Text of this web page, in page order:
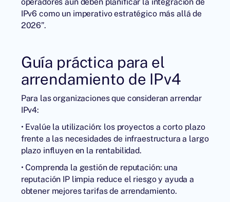
IPv6 como un imperativo estratégico más allá de
2026”.
Guía práctica para el
arrendamiento de IPv4
Para las organizaciones que consideran arrendar
IPv4:
• Evalúe la utilización: los proyectos a corto plazo
frente a las necesidades de infraestructura a largo
plazo influyen en la rentabilidad.
• Comprenda la gestión de reputación: una
reputación IP limpia reduce el riesgo y ayuda a
obtener mejores tarifas de arrendamiento.